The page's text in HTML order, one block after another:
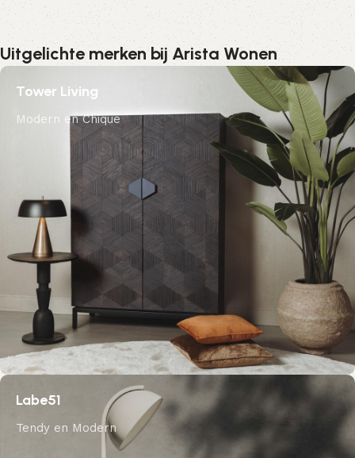
Eetkamerstoelen
152 producten
Verlichting
0 producten
Uitgelichte merken bij Arista Wonen
Tower Living
Modern en Chique
Labe51
Tendy en Modern